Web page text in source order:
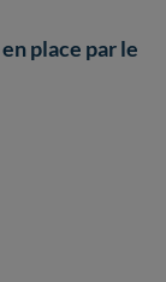
place par le